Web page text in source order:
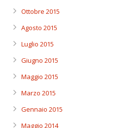
Ottobre 2015
Agosto 2015
Luglio 2015
Giugno 2015
Maggio 2015
Marzo 2015
Gennaio 2015
Maggio 2014